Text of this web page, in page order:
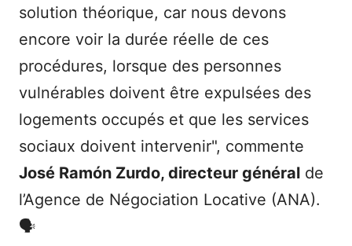
solution théorique, car nous devons
encore voir la durée réelle de ces
procédures, lorsque des personnes
vulnérables doivent être expulsées des
logements occupés et que les services
sociaux doivent intervenir", commente
José Ramón Zurdo, directeur général de
l’Agence de Négociation Locative (ANA).
🗣️